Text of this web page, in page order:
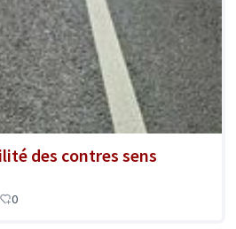
des contres sens
0